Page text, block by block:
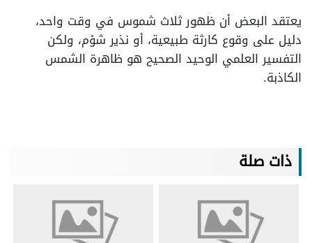
يعتقد البعض أن ظهور ثلاث شموس في وقت واحد،
دليل على وقوع كارثة طبيعية، أو نذير شؤم، ولكن
التفسير العلمي الوحيد الصحيح هو ظاهرة الشمس
الكاذبة.
ذات صلة